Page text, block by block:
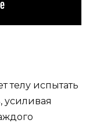
телу испытать
усиливая